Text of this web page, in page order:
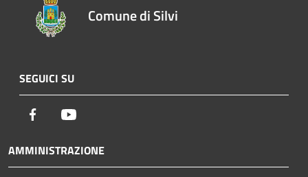
Comune di Silvi
SEGUICI SU
Facebook
AMMINISTRAZIONE